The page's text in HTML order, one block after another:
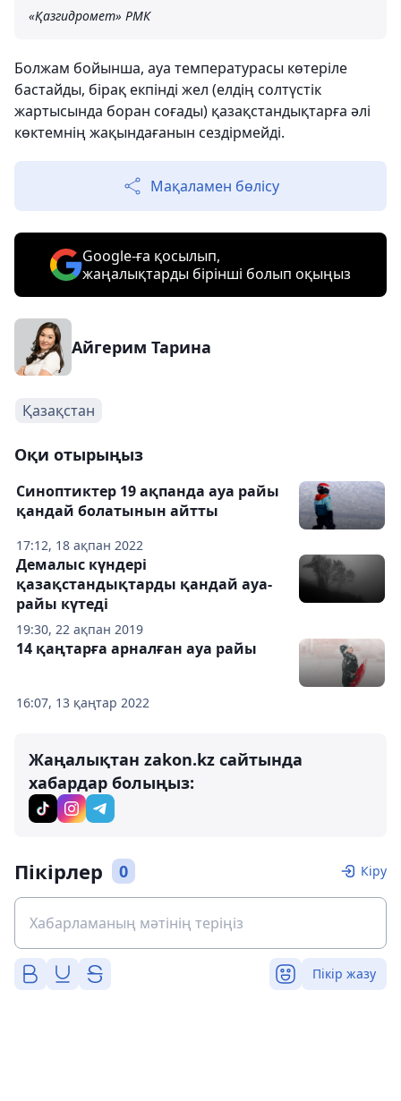
«Қазгидромет» РМК
Болжам бойынша, ауа температурасы көтеріле
бастайды, бірақ екпінді жел (елдің солтүстік
жартысында боран соғады) қазақстандықтарға әлі
көктемнің жақындағанын сездірмейді.
Мақаламен бөлісу
Google-ға қосылып,
жаңалықтарды бірінші болып оқыңыз
Айгерим Тарина
Қазақстан
Оқи отырыңыз
17:12, 18 ақпан 2022
Синоптиктер 19 ақпанда ауа райы
қандай болатынын айтты
19:30, 22 ақпан 2019
Демалыс күндері
қазақстандықтарды қандай ауа-
райы күтеді
16:07, 13 қаңтар 2022
14 қаңтарға арналған ауа райы
Жаңалықтан zakon.kz сайтында
хабардар болыңыз:
Пікірлер 0 Кіру
Пікір жазу